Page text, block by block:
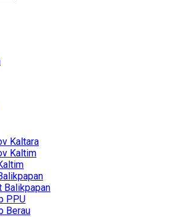
Kaltara
Kaltim
Balikpapan
PPU
Berau